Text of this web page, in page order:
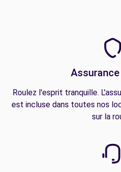
Roulez l'esprit tranquille.
est incluse dans toutes nos
sur la